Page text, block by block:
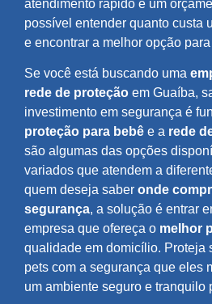
atendimento rápido e um
possível entender quanto custa
e encontrar a melhor opção
Se você está buscando uma
rede de proteção em Guaíba,
investimento em segurança é
proteção para bebê e a rede
são algumas das opções
variados que atendem a
quem deseja saber onde
segurança, a solução é entrar
empresa que ofereça o melhor
qualidade em domicílio. Proteja
pets com a segurança que eles
um ambiente seguro e tranquilo